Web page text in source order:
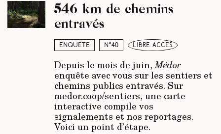
Enquête N°40 libre accès
546 km de chemins
entravés
Depuis le mois de juin,Médor
enquête avec vous sur les sentiers et
chemins publics entravés. Sur
medor.coop/sentiers, une carte
interactive compile vos
signalements et nos reportages.
Voici un point d’étape.